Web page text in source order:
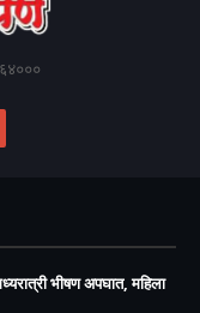
भीषण अपघात, महिला